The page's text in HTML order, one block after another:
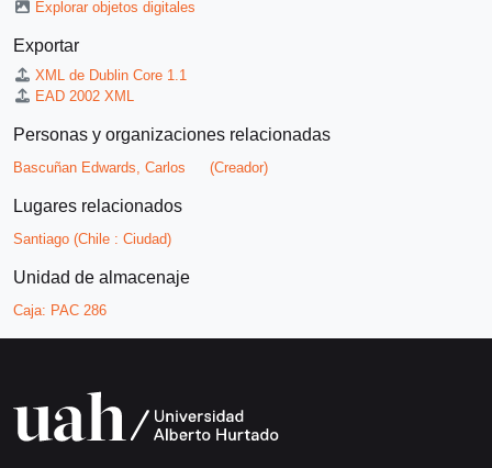
Explorar objetos digitales
Exportar
XML de Dublin Core 1.1
EAD 2002 XML
Personas y organizaciones relacionadas
Bascuñan Edwards, Carlos (Creador)
Lugares relacionados
Santiago (Chile : Ciudad)
Unidad de almacenaje
Caja: PAC 286